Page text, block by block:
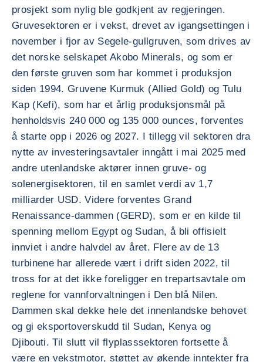
prosjekt som nylig ble godkjent av regjeringen.
Gruvesektoren er i vekst, drevet av igangsettingen i
november i fjor av Segele-gullgruven, som drives av
det norske selskapet Akobo Minerals, og som er
den første gruven som har kommet i produksjon
siden 1994. Gruvene Kurmuk (Allied Gold) og Tulu
Kap (Kefi), som har et årlig produksjonsmål på
henholdsvis 240 000 og 135 000 ounces, forventes
å starte opp i 2026 og 2027. I tillegg vil sektoren dra
nytte av investeringsavtaler inngått i mai 2025 med
andre utenlandske aktører innen gruve- og
solenergisektoren, til en samlet verdi av 1,7
milliarder USD. Videre forventes Grand
Renaissance-dammen (GERD), som er en kilde til
spenning mellom Egypt og Sudan, å bli offisielt
innviet i andre halvdel av året. Flere av de 13
turbinene har allerede vært i drift siden 2022, til
tross for at det ikke foreligger en trepartsavtale om
reglene for vannforvaltningen i Den blå Nilen.
Dammen skal dekke hele det innenlandske behovet
og gi eksportoverskudd til Sudan, Kenya og
Djibouti. Til slutt vil flyplasssektoren fortsette å
være en vekstmotor, støttet av økende inntekter fra